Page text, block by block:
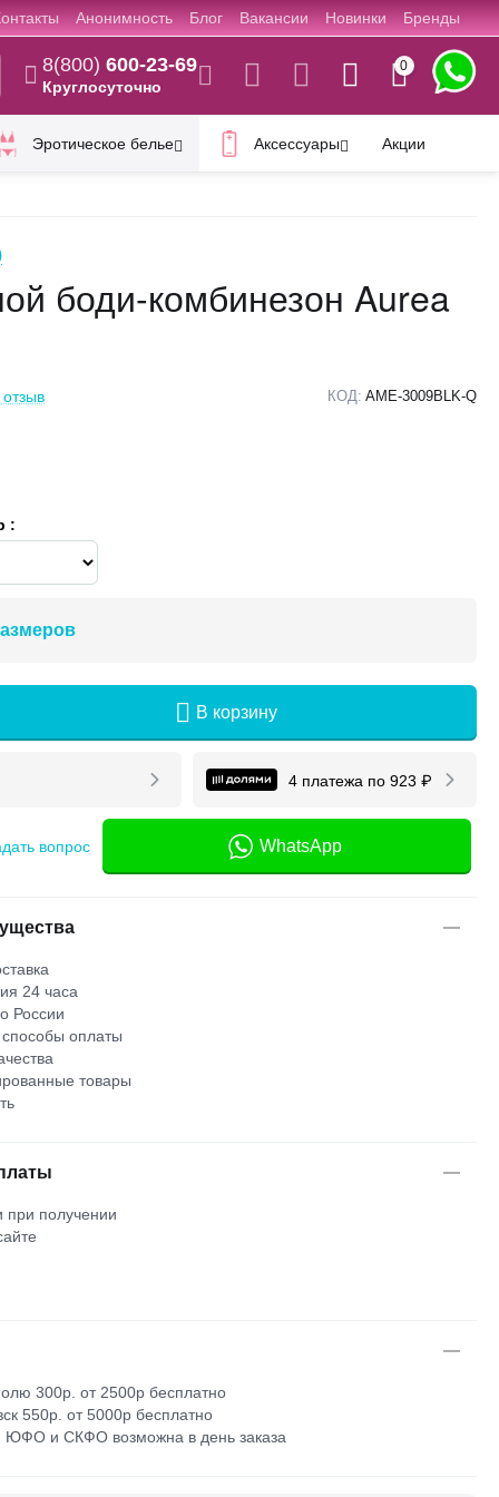
Анонимность Блог Вакансии Новинки Бренды
8(800) 600-23-69
Круглосуточно
0
Эротическое белье Аксессуары Акции
боди-комбинезон Aurea
КОД: AME-3009BLK-Q
:
В корзину
4 платежа по 923 ₽
вопрос WhatsApp
24 часа
России
оплаты
товары
получении
300р. от 2500р бесплатно
550р. от 5000р бесплатно
и СКФО возможна в день заказа